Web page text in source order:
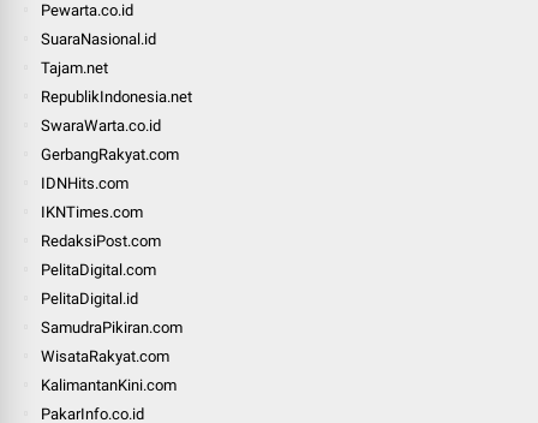
Pewarta.co.id
SuaraNasional.id
Tajam.net
RepublikIndonesia.net
SwaraWarta.co.id
GerbangRakyat.com
IDNHits.com
IKNTimes.com
RedaksiPost.com
PelitaDigital.com
PelitaDigital.id
SamudraPikiran.com
WisataRakyat.com
KalimantanKini.com
PakarInfo.co.id